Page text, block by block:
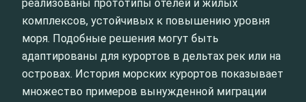
реализованы прототипы отелей и жилых
комплексов, устойчивых к повышению уровня
моря. Подобные решения могут быть
адаптированы для курортов в дельтах рек или на
островах. История морских курортов показывает
множество примеров вынужденной миграции